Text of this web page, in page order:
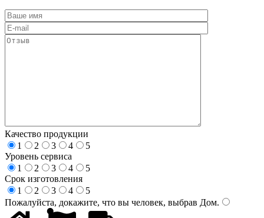
Качество продукции
1
2 3 4
5
Уровень сервиса
1
2 3 4
5
Срок изготовления
1
2 3 4
5
Пожалуйста, докажите, что вы человек, выбрав Дом.